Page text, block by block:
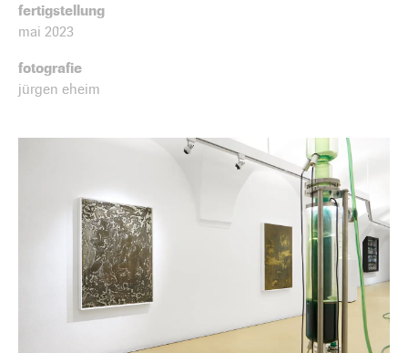
fertigstellung
mai 2023
fotografie
jürgen eheim